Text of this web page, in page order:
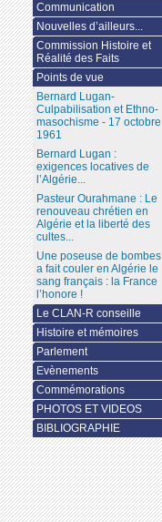
Communication
Nouvelles d’ailleurs...
Commission Histoire et
Réalité des Faits
Points de vue
Bernard Lugan-
Culpabilisation et Ethno-
masochisme - 17 octobre
1961
Bernard Lugan :
exigences locatives de
l’Algérie...
Pasteur Ourahmane : Le
renouveau chrétien en
Algérie et la liberté des
cultes...
Une poseuse de bombes
a fait couler en Algérie le
sang français : la France
l’honore !
Le CLAN-R conseille
Histoire et mémoires
Parlement
Evènements
Commémorations
PHOTOS ET VIDEOS
BIBLIOGRAPHIE